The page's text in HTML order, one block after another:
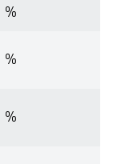
%
%
%